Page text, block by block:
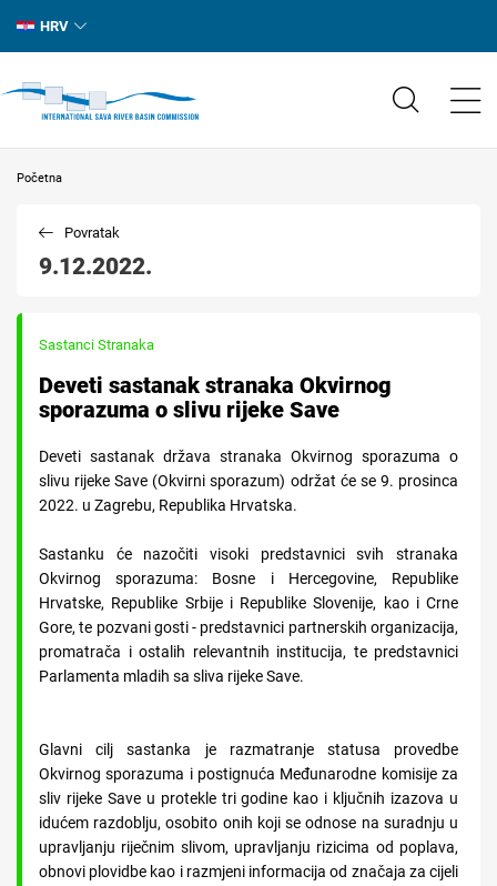
HRV
Početna
9.12.2022.
Povratak
Sastanci Stranaka
Deveti sastanak stranaka Okvirnog
sporazuma o slivu rijeke Save
Deveti sastanak država stranaka Okvirnog sporazuma o
slivu rijeke Save (Okvirni sporazum) održat će se 9. prosinca
2022. u Zagrebu, Republika Hrvatska.
Sastanku će nazočiti visoki predstavnici svih stranaka
Okvirnog sporazuma: Bosne i Hercegovine, Republike
Hrvatske, Republike Srbije i Republike Slovenije, kao i Crne
Gore, te pozvani gosti - predstavnici partnerskih organizacija,
promatrača i ostalih relevantnih institucija, te predstavnici
Parlamenta mladih sa sliva rijeke Save.
Glavni cilj sastanka je razmatranje statusa provedbe
Okvirnog sporazuma i postignuća Međunarodne komisije za
sliv rijeke Save u protekle tri godine kao i ključnih izazova u
idućem razdoblju, osobito onih koji se odnose na suradnju u
upravljanju riječnim slivom, upravljanju rizicima od poplava,
obnovi plovidbe kao i razmjeni informacija od značaja za cijeli